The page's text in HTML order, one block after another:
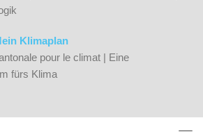
Klimaplan
pour le climat | Eine
fürs Klima